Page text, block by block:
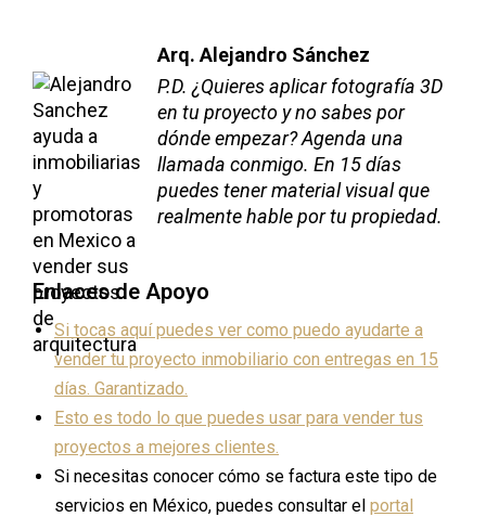
Arq. Alejandro Sánchez
P.D. ¿Quieres aplicar fotografía 3D
en tu proyecto y no sabes por
dónde empezar? Agenda una
llamada conmigo. En 15 días
puedes tener material visual que
realmente hable por tu propiedad.
Enlaces de Apoyo
Si tocas aquí puedes ver como puedo ayudarte a
vender tu proyecto inmobiliario con entregas en 15
días. Garantizado.
Esto es todo lo que puedes usar para vender tus
proyectos a mejores clientes.
Si necesitas conocer cómo se factura este tipo de
servicios en México, puedes consultar el portal